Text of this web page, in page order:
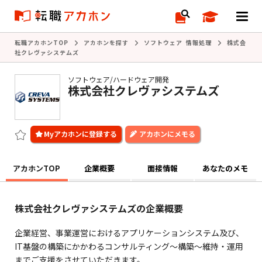
転職アカホンTOP アカホンを探す ソフトウェア 情報処理
株式会
社クレヴァシステムズ
ソフトウェア/ハードウェア開発
株式会社クレヴァシステムズ
アカホンにメモる
アカホンTOP 企業概要 面接情報 あなたのメモ
株式会社クレヴァシステムズの企業概要
企業経営、事業運営におけるアプリケーションシステム及び、
IT基盤の構築にかかわるコンサルティング～構築～維持・運用
までご支援をさせていただきます。